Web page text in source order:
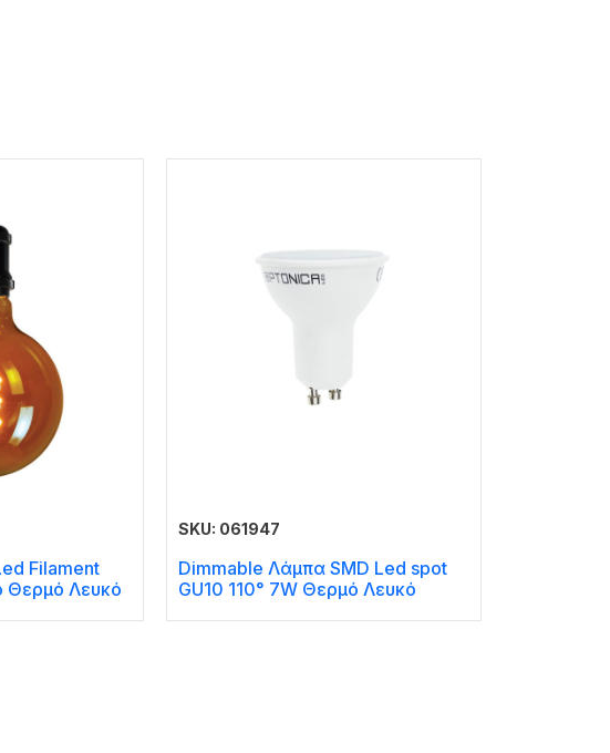
Filament
Θερμό Λευκό
SKU: 061947
Dimmable Λάμπα SMD Led spot
GU10 110° 7W Θερμό Λευκό